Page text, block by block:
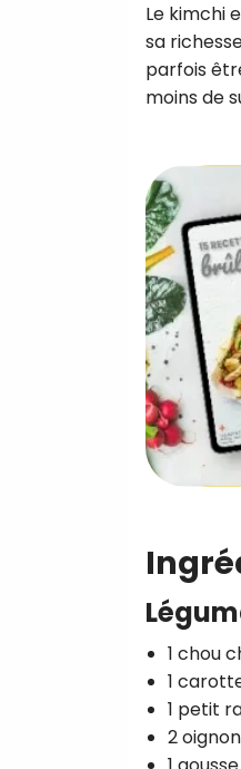
Le kimchi
sa
parfois
moins de
1 chou
1
1 petit
2